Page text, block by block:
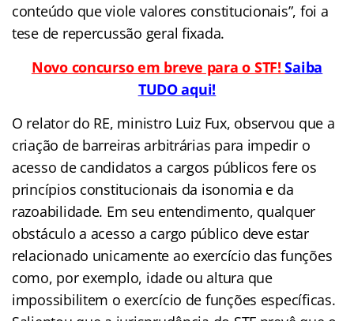
conteúdo que viole valores constitucionais”, foi a
tese de repercussão geral fixada.
Novo concurso em breve para o STF!Saiba
TUDO aqui!
O relator do RE, ministro Luiz Fux, observou que a
criação de barreiras arbitrárias para impedir o
acesso de candidatos a cargos públicos fere os
princípios constitucionais da isonomia e da
razoabilidade. Em seu entendimento, qualquer
obstáculo a acesso a cargo público deve estar
relacionado unicamente ao exercício das funções
como, por exemplo, idade ou altura que
impossibilitem o exercício de funções específicas.